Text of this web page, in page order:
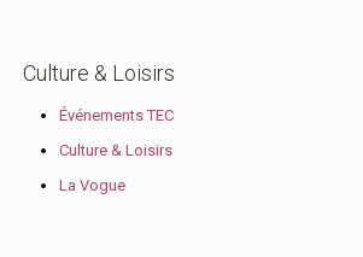
Culture & Loisirs
Événements TEC
Culture & Loisirs
La Vogue